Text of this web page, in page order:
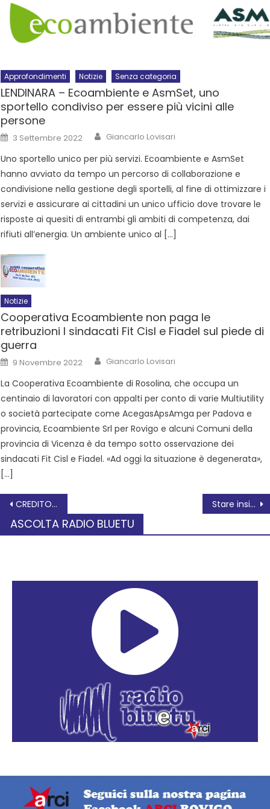
Approfondimenti Notizie Senza categoria
LENDINARA – Ecoambiente e AsmSet, uno
sportello condiviso per essere più vicini alle
persone
3 Settembre 2022 Giancarlo Lovisari
Uno sportello unico per più servizi. Ecoambiente e AsmSet
hanno avviato da tempo un percorso di collaborazione e
condivisione nella gestione degli sportelli, al fine di ottimizzare i
servizi e assicurare ai cittadini un unico ufficio dove trovare le
risposte ai quesiti di entrambi gli ambiti di competenza, dai
rifiuti all’energia. Un ambiente unico al […]
Notizie
Cooperativa Ecoambiente non paga le
retribuzioni I sindacati Fit Cisl e Fiadel sul piede di
guerra
9 Novembre 2022 Giancarlo Lovisari
La Cooperativa Ecoambiente di Rosolina, che occupa un
centinaio di lavoratori con appalti per conto di varie Multiutility
o società partecipate come AcegasApsAmga per Padova e
provincia, Ecoambiente Srl per Rovigo e alcuni Comuni della
provincia di Vicenza è da tempo sotto osservazione dei
sindacati Fit Cisl e Fiadel. «Ad oggi la situazione è degenerata»,
[…]
CREDITO: LE IMPRESE VENETE SONO LE PIU’ PENALIZZATE Stare insieme, la mostra conclude le attività per il progetto Catarse
ASCOLTA RADIO BLUETU